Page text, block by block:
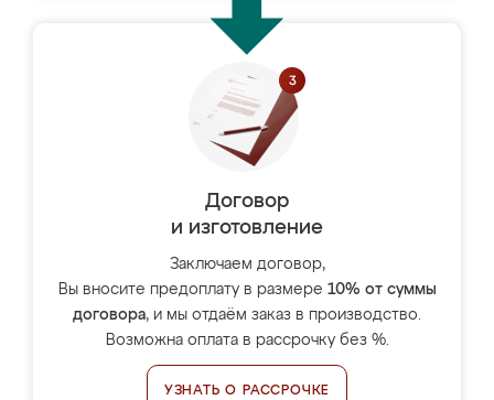
Договор
и изготовление
Заключаем договор,
Вы вносите предоплату в размере 10% от суммы
договора, и мы отдаём заказ в производство.
Возможна оплата в рассрочку без %.
УЗНАТЬ О РАССРОЧКЕ